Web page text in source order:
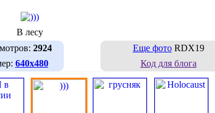
В лесу
2924
640х480
Еще фотоRDX19
Код для блога